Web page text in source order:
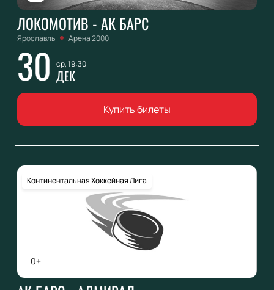
ЛОКОМОТИВ - АК БАРС
Ярославль Арена 2000
30 ср, 19:30
ДЕК
Купить билеты
0+
Континентальная Хоккейная Лига